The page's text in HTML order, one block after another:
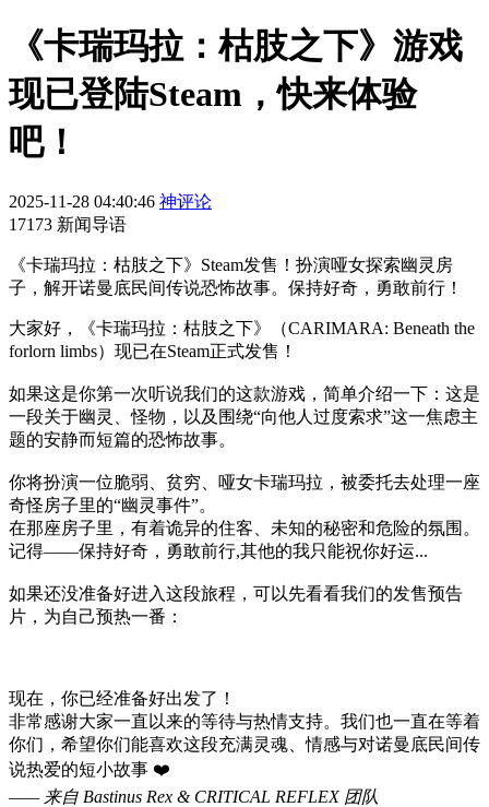
《卡瑞玛拉：枯肢之下》游戏
现已登陆Steam，快来体验
吧！
2025-11-28 04:40:46 神评论
17173 新闻导语
《卡瑞玛拉：枯肢之下》Steam发售！扮演哑女探索幽灵房
子，解开诺曼底民间传说恐怖故事。保持好奇，勇敢前行！
大家好，《卡瑞玛拉：枯肢之下》（CARIMARA: Beneath the
forlorn limbs）现已在Steam正式发售！
如果这是你第一次听说我们的这款游戏，简单介绍一下：这是
一段关于幽灵、怪物，以及围绕“向他人过度索求”这一焦虑主
题的安静而短篇的恐怖故事。
你将扮演一位脆弱、贫穷、哑女卡瑞玛拉，被委托去处理一座
奇怪房子里的“幽灵事件”。
在那座房子里，有着诡异的住客、未知的秘密和危险的氛围。
记得——保持好奇，勇敢前行,其他的我只能祝你好运...
如果还没准备好进入这段旅程，可以先看看我们的发售预告
片，为自己预热一番：
现在，你已经准备好出发了！
非常感谢大家一直以来的等待与热情支持。我们也一直在等着
你们，希望你们能喜欢这段充满灵魂、情感与对诺曼底民间传
说热爱的短小故事 ❤️
—— 来自 Bastinus Rex & CRITICAL REFLEX 团队